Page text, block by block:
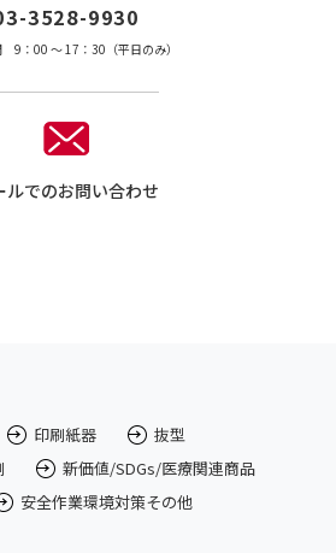
3528-9930
9：00 〜 17：30（平日のみ）
ルでのお問い合わせ
印刷紙器
抜型
新価値/SDGs/医療関連商品
安全作業環境対策その他